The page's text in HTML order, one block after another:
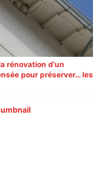
rénovation d’un
pour préserver… les